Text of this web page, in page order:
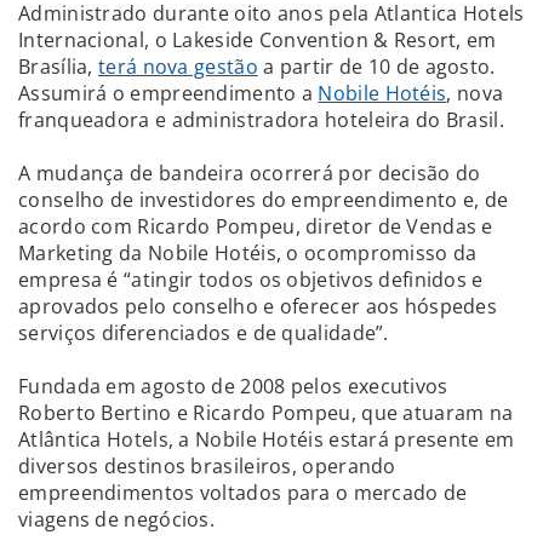
Administrado durante oito anos pela Atlantica Hotels
Internacional, o Lakeside Convention & Resort, em
Brasília, terá nova gestão a partir de 10 de agosto.
Assumirá o empreendimento a Nobile Hotéis, nova
franqueadora e administradora hoteleira do Brasil.
A mudança de bandeira ocorrerá por decisão do
conselho de investidores do empreendimento e, de
acordo com Ricardo Pompeu, diretor de Vendas e
Marketing da Nobile Hotéis, o ocompromisso da
empresa é “atingir todos os objetivos definidos e
aprovados pelo conselho e oferecer aos hóspedes
serviços diferenciados e de qualidade”.
Fundada em agosto de 2008 pelos executivos
Roberto Bertino e Ricardo Pompeu, que atuaram na
Atlântica Hotels, a Nobile Hotéis estará presente em
diversos destinos brasileiros, operando
empreendimentos voltados para o mercado de
viagens de negócios.